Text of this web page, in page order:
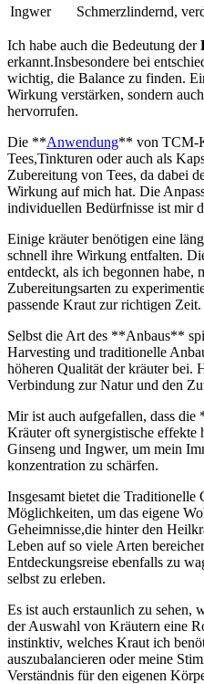
Ingwer
Schmerzlindernd,⁢
Ich habe auch die Bedeutung der
erkannt.Insbesondere bei
wichtig, die ⁣Balance zu finden.
Wirkung verstärken, sondern
hervorrufen.
Die **Anwendung** von TCM-
Tees,Tinkturen​ oder auch als
Zubereitung von‌ Tees, da dabei
Wirkung auf mich hat. Die​
⁤individuellen Bedürfnisse​ ist⁢ mir
Einige kräuter benötigen eine
schnell ‍ihre Wirkung entfalten.
entdeckt, als ich begonnen habe,
Zubereitungsarten zu
passende Kraut zur ⁢richtigen Zeit.
Selbst die Art des **Anbaus**
Harvesting ‌und traditionelle
höheren Qualität der kräuter⁢ bei.
Verbindung‌ zur Natur und den⁢
Mir ist auch aufgefallen, ⁤dass⁢
Kräuter oft synergistische effekte
Ginseng und Ingwer, um mein
konzentration zu schärfen.
Insgesamt bietet die ⁣Traditionelle
Möglichkeiten, um das eigene‌
Geheimnisse,die hinter den
Leben auf so viele Arten‌
⁣Entdeckungsreise ebenfalls zu
selbst zu ‌erleben.
Es ist ‌auch erstaunlich ⁢zu​ sehen,
der Auswahl‌ von Kräutern eine
instinktiv, welches⁣ Kraut⁣ ich
‌auszubalancieren oder meine
Verständnis für ⁣den eigenen